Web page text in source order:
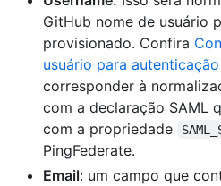
GitHub nome de usuário
provisionado. Confira
usuário para
corresponder à
com a declaração SAML
com a propriedade
PingFederate.
Email: um campo que